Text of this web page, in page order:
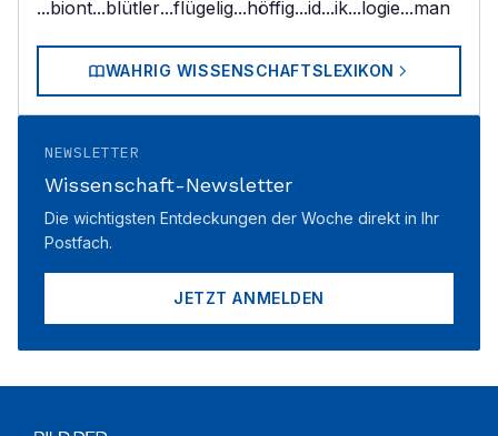
...biont...blütler...flügelig...höffig...id...ik...logie...man
WAHRIG WISSENSCHAFTSLEXIKON
NEWSLETTER
Wissenschaft-Newsletter
Die wichtigsten Entdeckungen der Woche direkt in Ihr
Postfach.
JETZT ANMELDEN